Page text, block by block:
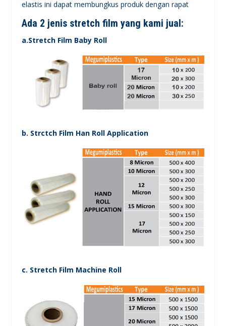
elastis ini dapat membungkus produk dengan rapat
Ada 2 jenis stretch film yang kami jual:
a.Stretch Film Baby Roll
b. Strctch Film Han Roll Application
c. Stretch Film Machine Roll